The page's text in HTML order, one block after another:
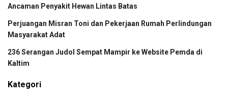
Ancaman Penyakit Hewan Lintas Batas
Perjuangan Misran Toni dan Pekerjaan Rumah Perlindungan
Masyarakat Adat
236 Serangan Judol Sempat Mampir ke Website Pemda di
Kaltim
Kategori